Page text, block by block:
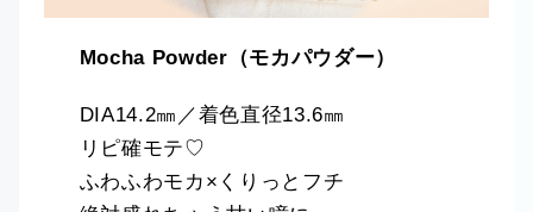
Mocha Powder（モカパウダー）
DIA14.2㎜／着色直径13.6㎜
リピ確モテ♡
ふわふわモカ×くりっとフチ